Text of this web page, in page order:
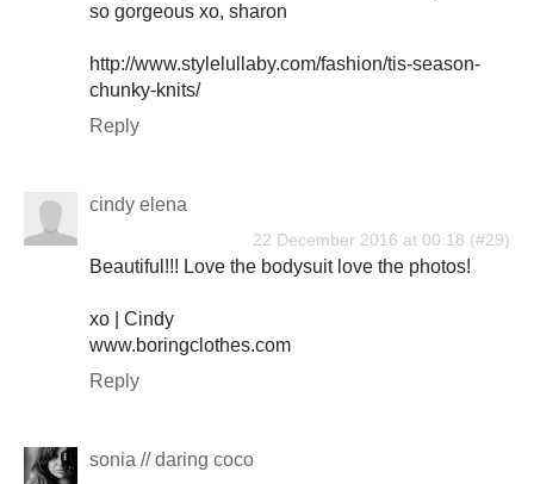
so gorgeous xo, sharon
http://www.stylelullaby.com/fashion/tis-season-
chunky-knits/
Reply
cindy elena
22 December 2016 at 00:18
Beautiful!!! Love the bodysuit love the photos!
xo | Cindy
www.boringclothes.com
Reply
sonia // daring coco